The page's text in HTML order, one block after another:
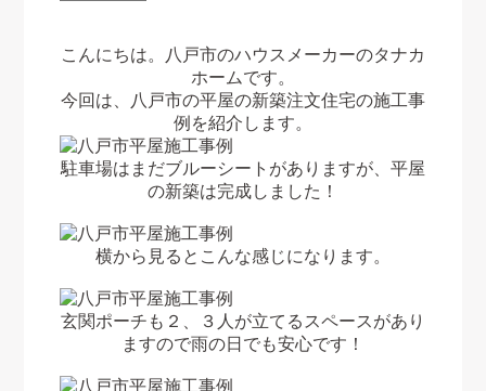
こんにちは。八戸市のハウスメーカーのタナカ
ホームです。
今回は、八戸市の平屋の新築注文住宅の施工事
例を紹介します。
駐車場はまだブルーシートがありますが、平屋
の新築は完成しました！
横から見るとこんな感じになります。
玄関ポーチも２、３人が立てるスペースがあり
ますので雨の日でも安心です！